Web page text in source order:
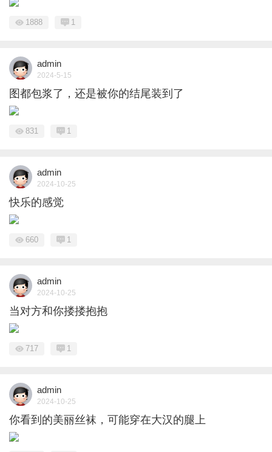
1888 1
admin
2024-5-15
图都包浆了，还是被你的结尾装到了
831 1
admin
2024-10-25
快乐的感觉
660 1
admin
2024-10-25
当对方和你搂搂抱抱
717 1
admin
2024-10-25
你看到的美丽丝袜，可能穿在大汉的腿上